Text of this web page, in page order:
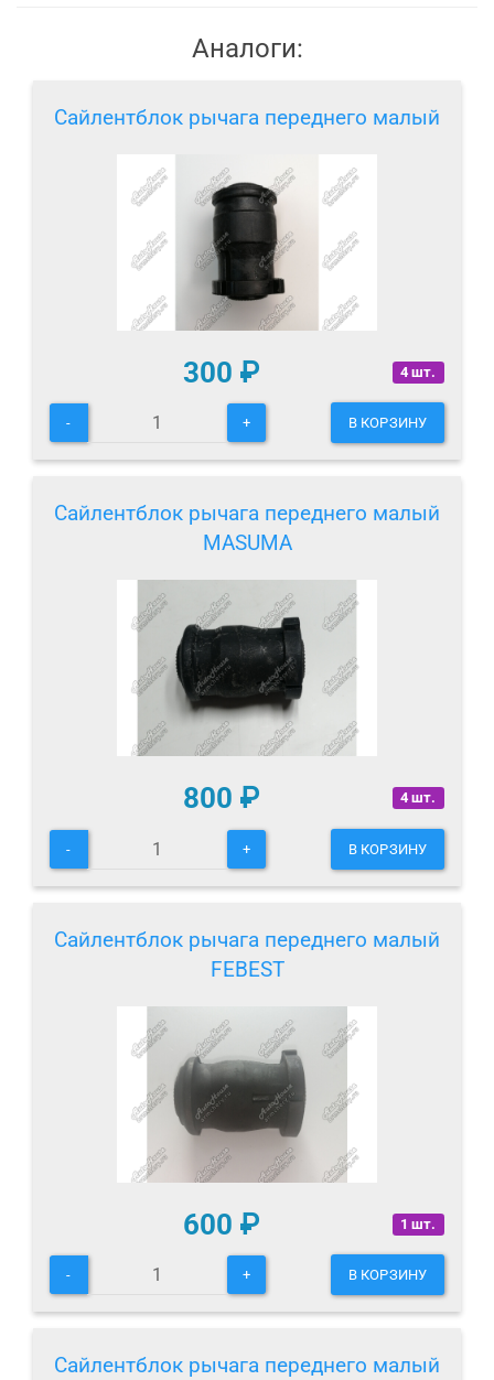
Аналоги:
Сайлентблок рычага переднего малый
4 шт.
300 ₽
- + В КОРЗИНУ
Сайлентблок рычага переднего малый
MASUMA
4 шт.
800 ₽
- + В КОРЗИНУ
Сайлентблок рычага переднего малый
FEBEST
1 шт.
600 ₽
- + В КОРЗИНУ
Сайлентблок рычага переднего малый